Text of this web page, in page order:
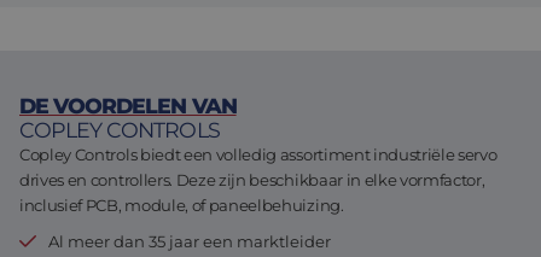
DE VOORDELEN VAN
COPLEY CONTROLS
Copley Controls biedt een volledig assortiment industriële servo
drives en controllers. Deze zijn beschikbaar in elke vormfactor,
inclusief PCB, module, of paneelbehuizing.
Al meer dan 35 jaar een marktleider